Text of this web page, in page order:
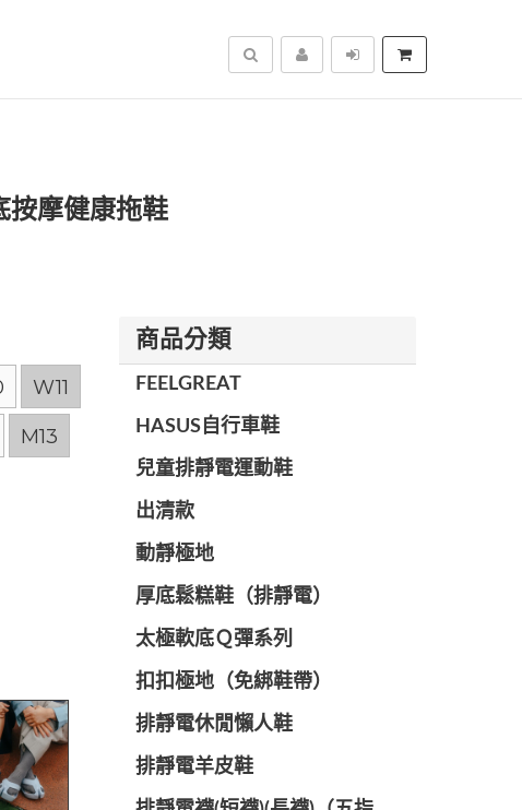
搜尋
按摩健康拖鞋
W11
M13
商品分類
FEELGREAT
HASUS自行車鞋
兒童排靜電運動鞋
出清款
動靜極地
厚底鬆糕鞋（排靜電）
太極軟底Ｑ彈系列
扣扣極地（免綁鞋帶）
排靜電休閒懶人鞋
排靜電羊皮鞋